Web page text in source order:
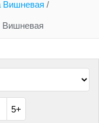
Вишневая /
Вишневая
5+